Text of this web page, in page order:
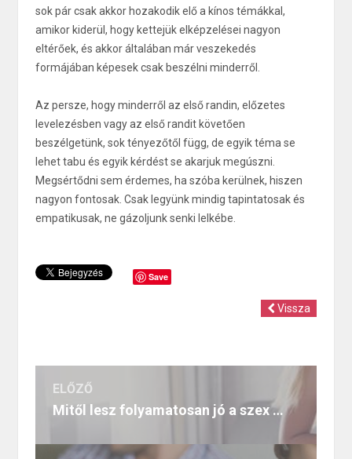
sok pár csak akkor hozakodik elő a kínos témákkal,
amikor kiderül, hogy kettejük elképzelései nagyon
eltérőek, és akkor általában már veszekedés
formájában képesek csak beszélni minderről.
Az persze, hogy minderről az első randin, előzetes
levelezésben vagy az első randit követően
beszélgetünk, sok tényezőtől függ, de egyik téma se
lehet tabu és egyik kérdést se akarjuk megúszni.
Megsértődni sem érdemes, ha szóba kerülnek, hiszen
nagyon fontosak. Csak legyünk mindig tapintatosak és
empatikusak, ne gázoljunk senki lelkébe.
Save
Vissza
ELŐZŐ
Mitől lesz folyamatosan jó a szex Sugar kapcsolatunkban?